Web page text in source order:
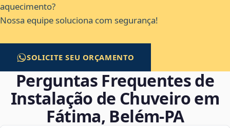
aquecimento?
Nossa equipe soluciona com segurança!
SOLICITE SEU ORÇAMENTO
Perguntas Frequentes de
Instalação de Chuveiro em
Fátima, Belém‑PA